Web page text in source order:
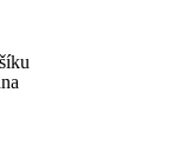
cena košíku